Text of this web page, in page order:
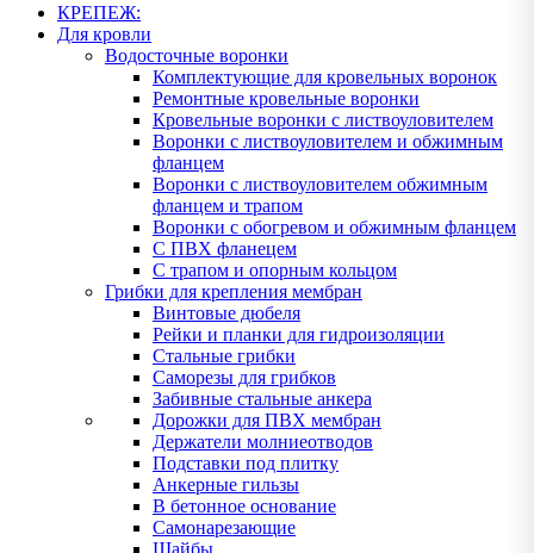
КРЕПЕЖ:
Для кровли
Водосточные воронки
Комплектующие для кровельных воронок
Ремонтные кровельные воронки
Кровельные воронки с листвоуловителем
Воронки с листвоуловителем и обжимным
фланцем
Воронки с листвоуловителем обжимным
фланцем и трапом
Воронки с обогревом и обжимным фланцем
С ПВХ фланецем
С трапом и опорным кольцом
Грибки для крепления мембран
Винтовые дюбеля
Рейки и планки для гидроизоляции
Стальные грибки
Саморезы для грибков
Забивные стальные анкера
Дорожки для ПВХ мембран
Держатели молниеотводов
Подставки под плитку
Анкерные гильзы
В бетонное основание
Самонарезающие
Шайбы